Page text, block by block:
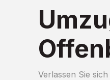
Verlassen Sie